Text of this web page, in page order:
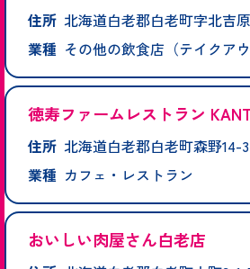
住所 北海道白老郡白老町字北吉
業種 その他の飲食店（テイクアウ
徳寿ファームレストラン
住所 北海道白老郡白老町森野14-3
業種 カフェ・レストラン
おいしい肉屋さん白老店